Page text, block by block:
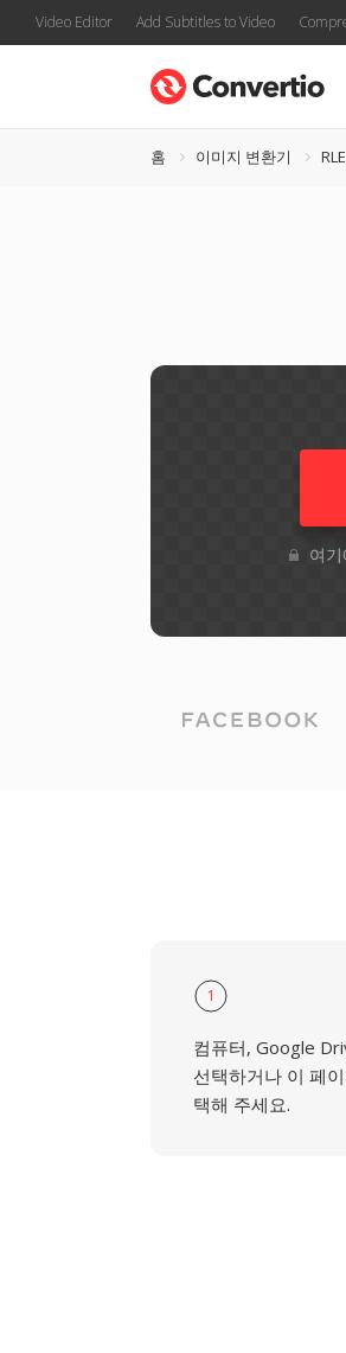
Video Editor Add Subtitles to Video
홈 이미지 변환기
여
1
컴퓨터, Google
선택하거나 이 페
택해 주세요.